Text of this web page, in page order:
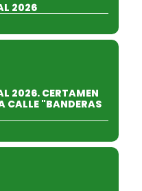
2026
2026. CERTAMEN
CALLE "BANDERAS